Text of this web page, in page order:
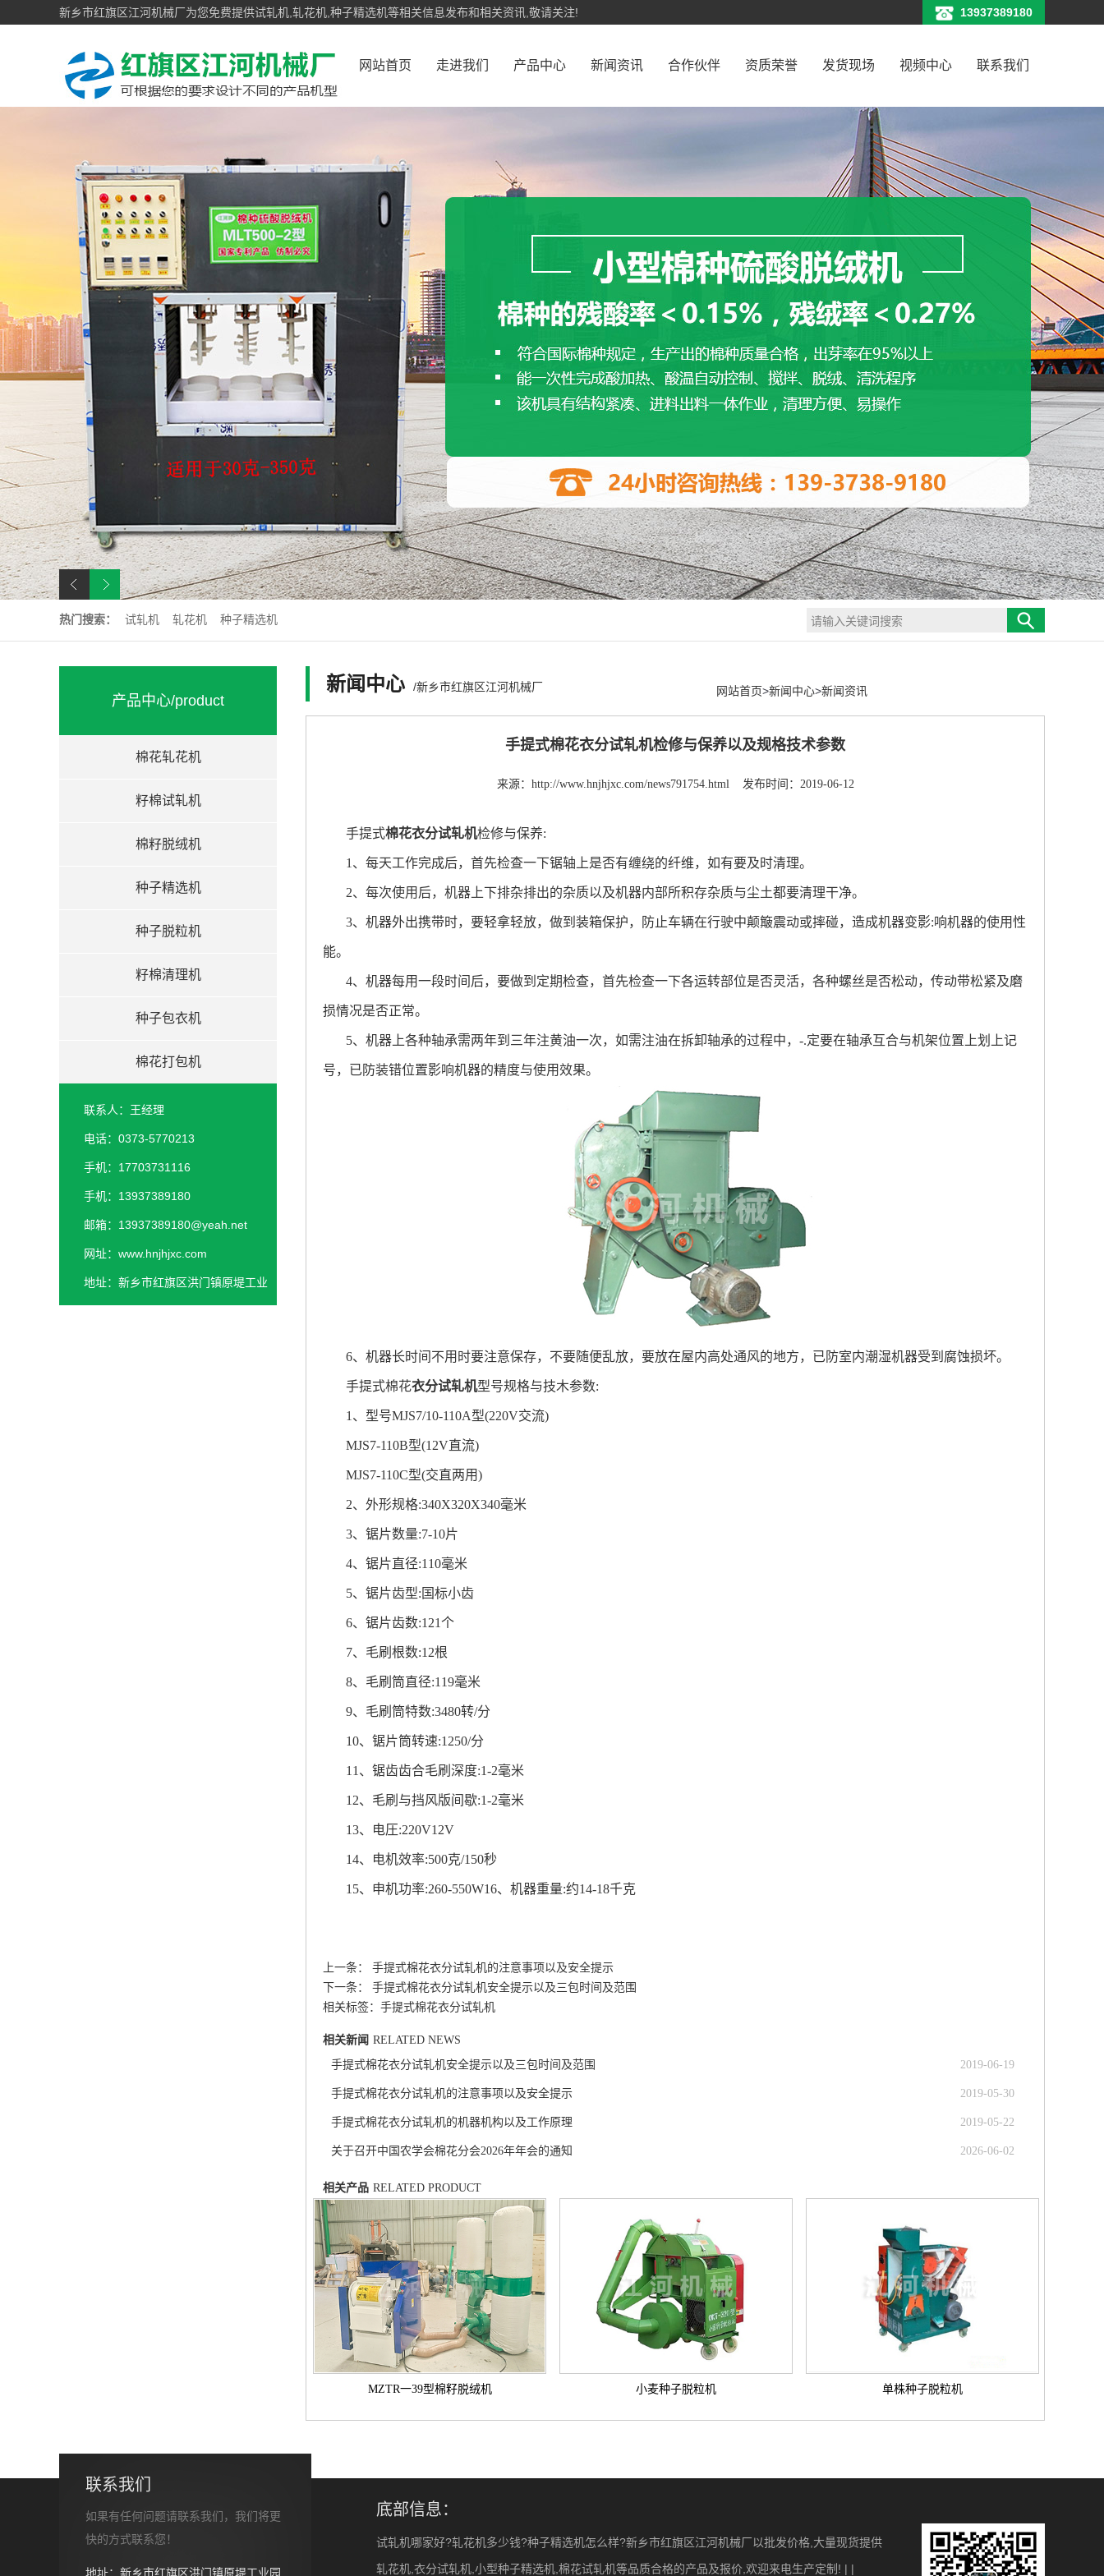
新乡市红旗区江河机械厂为您免费提供试轧机,轧花机,种子精选机等相关信息发布和相关资讯,敬请关注! 13937389180
网站首页 走进我们 产品中心 新闻资讯 合作伙伴 资质荣誉 发货现场 视频中心 联系我们
热门搜索： 试轧机 轧花机 种子精选机
产品中心/product
棉花轧花机
籽棉试轧机
棉籽脱绒机
种子精选机
种子脱粒机
籽棉清理机
种子包衣机
棉花打包机
联系人：王经理
电话：0373-5770213
手机：17703731116
手机：13937389180
邮箱：13937389180@yeah.net
网址：www.hnjhjxc.com
地址：新乡市红旗区洪门镇原堤工业
新闻中心 /新乡市红旗区江河机械厂 网站首页>新闻中心>新闻资讯
手提式棉花衣分试轧机检修与保养以及规格技术参数
来源：http://www.hnjhjxc.com/news791754.html 发布时间：2019-06-12
手提式棉花衣分试轧机检修与保养:
1 、每天工作完成后，首先检查一下锯轴上是否有缠绕的纤维，如有要及时清理。
2、每次使用后，机器上下排杂排出的杂质以及机器内部所积存杂质与尘土都要清理干净。
3、机器外出携带时，要轻拿轻放，做到装箱保护，防止车辆在行驶中颠簸震动或摔碰，造成机器变影:响机器的使用性
能。
4、机器每用一段时间后，要做到定期检查，首先检查一下各运转部位是否灵活，各种螺丝是否松动，传动带松紧及磨
损情况是否正常。
5、机器上各种轴承需两年到三年注黄油一次，如需注油在拆卸轴承的过程中， -.定要在轴承互合与机架位置上划上记
号，已防装错位置影响机器的精度与使用效果。
6、机器长时间不用时要注意保存，不要随便乱放，要放在屋内高处通风的地方，已防室内潮湿机器受到腐蚀损坏。
手提式棉花衣分试轧机型号规格与技木参数:
1 、型号MJS7/10-110A型(220V交流)
MJS7-110B型(12V直流)
MJS7-110C型(交直两用)
2、外形规格:340X320X340毫米
3、锯片数量:7-10片
4、锯片直径:110毫米
5、锯片齿型: 国标小齿
6、锯片齿数:121个
7、毛刷根数:12根
8、毛刷筒直径:119毫米
9、毛刷筒特数:3480转/分
10、锯片筒转速:1250/分
11 、锯齿齿合毛刷深度:1-2毫米
12、毛刷与挡风版间歇:1-2毫米
13、电圧:220V12V
14、电机效率:500克/150秒
15、申机功率:260-550W16、机器重量:约14-18千克
上一条： 手提式棉花衣分试轧机的注意事项以及安全提示
下一条： 手提式棉花衣分试轧机安全提示以及三包时间及范围
相关标签：手提式棉花衣分试轧机
相关新闻 RELATED NEWS
手提式棉花衣分试轧机安全提示以及三包时间及范围
2019-06-19
手提式棉花衣分试轧机的注意事项以及安全提示 2019-05-30
手提式棉花衣分试轧机的机器机构以及工作原理 2019-05-22
关于召开中国农学会棉花分会2026年年会的通知 2026-06-02
相关产品 RELATED PRODUCT
MZTR一39型棉籽脱绒机 小麦种子脱粒机 单株种子脱粒机
联系我们
如果有任何问题请联系我们，我们将更
快的方式联系您！
地址：新乡市红旗区洪门镇原堤工业园
底部信息：
试轧机哪家好?轧花机多少钱?种子精选机怎么样?新乡市红旗区江河机械厂以批发价格,大量现货提供
轧花机,衣分试轧机,小型种子精选机,棉花试轧机等品质合格的产品及报价,欢迎来电生产定制! | |